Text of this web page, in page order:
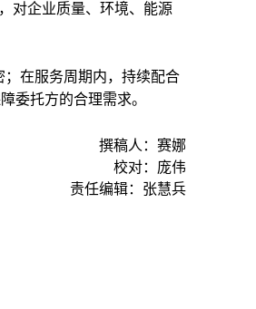
对企业质量、环境、能源
在服务周期内，持续配合
委托方的合理需求。
撰稿人：赛娜
校对：庞伟
责任编辑：张慧兵